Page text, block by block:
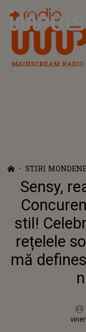
Radio Impuls
STIRI
Sensy,
stil!
rețelele
mă
vineri, 17 septembrie